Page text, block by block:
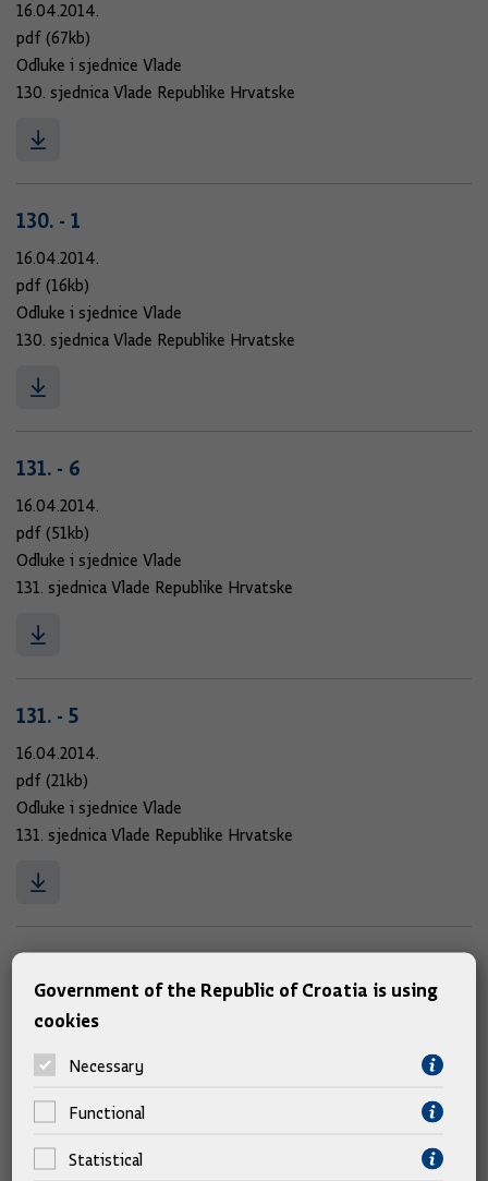
16.04.2014.
pdf (67kb)
Odluke i sjednice Vlade
130. sjednica Vlade Republike Hrvatske
130. - 1
16.04.2014.
pdf (16kb)
Odluke i sjednice Vlade
130. sjednica Vlade Republike Hrvatske
131. - 6
16.04.2014.
pdf (51kb)
Odluke i sjednice Vlade
131. sjednica Vlade Republike Hrvatske
131. - 5
16.04.2014.
pdf (21kb)
Odluke i sjednice Vlade
131. sjednica Vlade Republike Hrvatske
131. - 4
16.04.2014.
pdf (32kb)
Odluke i sjednice Vlade
131. sjednica Vlade Republike Hrvatske
Government of the Republic of Croatia is using
cookies
Necessary
Functional
Statistical